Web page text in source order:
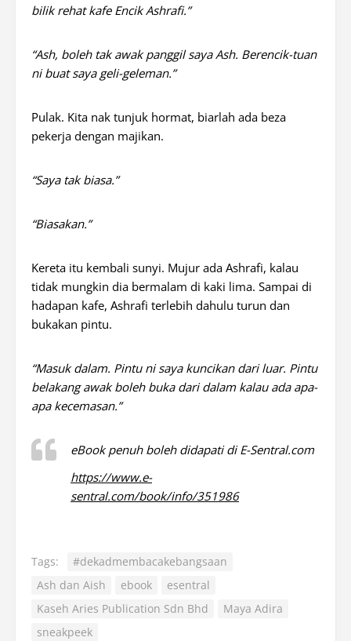
bilik rehat kafe Encik Ashrafi.”
“Ash, boleh tak awak panggil saya Ash. Berencik-tuan
ni buat saya geli-geleman.”
Pulak. Kita nak tunjuk hormat, biarlah ada beza
pekerja dengan majikan.
“Saya tak biasa.”
“Biasakan.”
Kereta itu kembali sunyi. Mujur ada Ashrafi, kalau
tidak mungkin dia bermalam di kaki lima. Sampai di
hadapan kafe, Ashrafi terlebih dahulu turun dan
bukakan pintu.
“Masuk dalam. Pintu ni saya kuncikan dari luar. Pintu
belakang awak boleh buka dari dalam kalau ada apa-
apa kecemasan.”
eBook penuh boleh didapati di E-Sentral.com
https://www.e-
sentral.com/book/info/351986
Tags:
#dekadmembacakebangsaan
Ash dan Aish
ebook
esentral
Kaseh Aries Publication Sdn Bhd
Maya Adira
sneakpeek